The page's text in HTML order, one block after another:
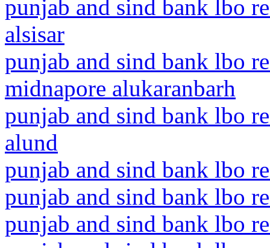
punjab and sind bank lbo
alsisar
punjab and sind bank lbo
midnapore alukaranbarh
punjab and sind bank lbo
alund
punjab and sind bank lbo
punjab and sind bank lbo
punjab and sind bank lbo